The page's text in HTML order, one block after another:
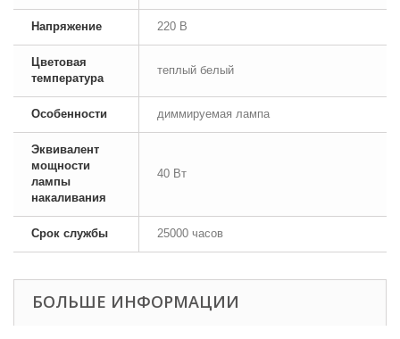
Напряжение 220 В
Цветовая
температура
теплый белый
Особенности диммируемая лампа
Эквивалент
мощности
лампы
накаливания
40 Вт
Срок службы 25000 часов
БОЛЬШЕ ИНФОРМАЦИИ